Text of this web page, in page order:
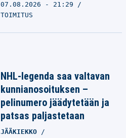
07.08.2026 - 21:29
TOIMITUS
NHL-legenda saa valtavan
kunnianosoituksen –
pelinumero jäädytetään ja
patsas paljastetaan
JÄÄKIEKKO